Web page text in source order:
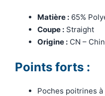
Matière : 65%
Coupe : Straight
Origine : CN –
Points forts :
Poches poitrines